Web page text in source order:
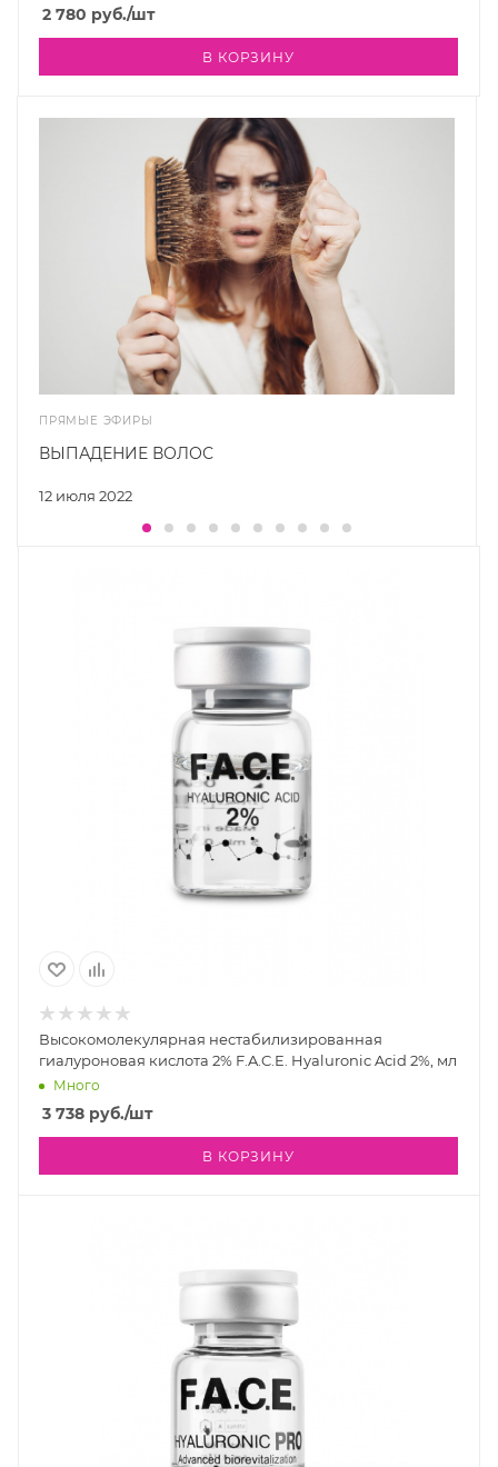
2 780 руб./шт
В КОРЗИНУ
ПРЯМЫЕ ЭФИРЫ
12 июля 2022
ВЫПАДЕНИЕ ВОЛОС
Высокомолекулярная нестабилизированная
гиалуроновая кислота 2% F.A.C.E. Hyaluronic Acid 2%, мл
Много
3 738 руб./шт
В КОРЗИНУ